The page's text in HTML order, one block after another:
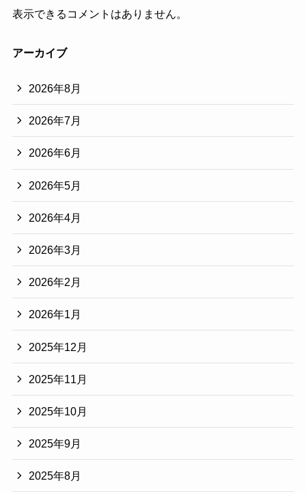
表示できるコメントはありません。
アーカイブ
2026年8月
2026年7月
2026年6月
2026年5月
2026年4月
2026年3月
2026年2月
2026年1月
2025年12月
2025年11月
2025年10月
2025年9月
2025年8月